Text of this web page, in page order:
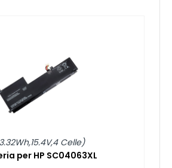
Celle)
per HP SC04063XL